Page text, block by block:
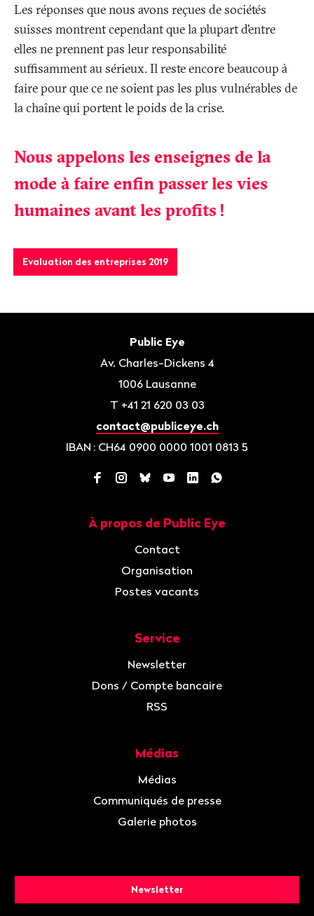
Les réponses que nous avons reçues de sociétés
suisses montrent cependant que la plupart d’entre
elles ne prennent pas leur responsabilité
suffisamment au sérieux. Il reste encore beaucoup à
faire pour que ce ne soient pas les plus vulnérables de
la chaîne qui portent le poids de la crise.
Nous appelons les enseignes de la
mode à faire enfin passer les vies
humaines avant les profits !
Evaluation des entreprises 2019
Public Eye
Av. Charles-Dickens 4
1006 Lausanne
T +41 21 620 03 03
contact@publiceye.ch
IBAN : CH64 0900 0000 1001 0813 5
Facebook
Instagram
BlueskyYouTube
LinkedInWhatsApp
À propos de Public Eye
Contact
Organisation
Postes vacants
Service
Newsletter
Dons / Compte bancaire
RSS
Médias
Médias
Communiqués de presse
Galerie photos
Newsletter